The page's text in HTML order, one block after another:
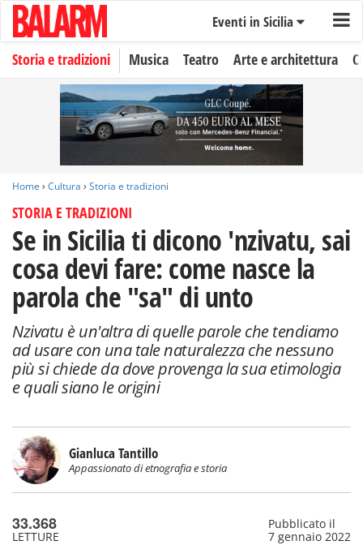
Eventi in Sicilia
Storia e tradizioni Musica Teatro Arte e architettura
Home › Cultura › Storia e tradizioni
STORIA E TRADIZIONI
Se in Sicilia ti dicono 'nzivatu, sai
cosa devi fare: come nasce la
parola che "sa" di unto
Nzivatu è un'altra di quelle parole che tendiamo
ad usare con una tale naturalezza che nessuno
più si chiede da dove provenga la sua etimologia
e quali siano le origini
Gianluca Tantillo
Appassionato di etnografia e storia
33.368
LETTURE
Pubblicato il
7 gennaio 2022